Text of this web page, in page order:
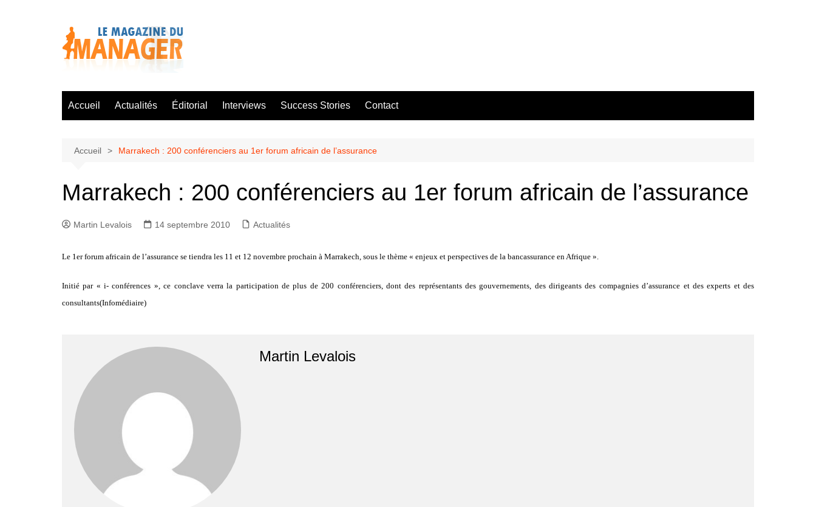
Accueil Actualités Éditorial Interviews Success Stories Contact
Accueil Marrakech : 200 conférenciers au 1er forum africain de l’assurance
Marrakech : 200 conférenciers au 1er forum africain de l’assurance
Martin Levalois 14 septembre 2010 Actualités
Le 1er forum africain de l’assurance se tiendra les 11 et 12 novembre prochain à Marrakech, sous le thème « enjeux et perspectives de la bancassurance en Afrique ».
Initié par « i- conférences », ce conclave verra la participation de plus de 200 conférenciers, dont des représentants des gouvernements, des dirigeants des compagnies d’assurance et des experts et des
consultants(Infomédiaire)
Martin Levalois